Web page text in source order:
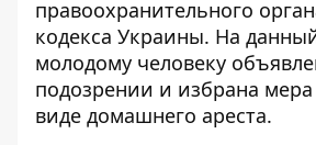
правоохранительного
кодекса Украины. На
молодому человеку
подозрении и избрана
виде домашнего ареста.